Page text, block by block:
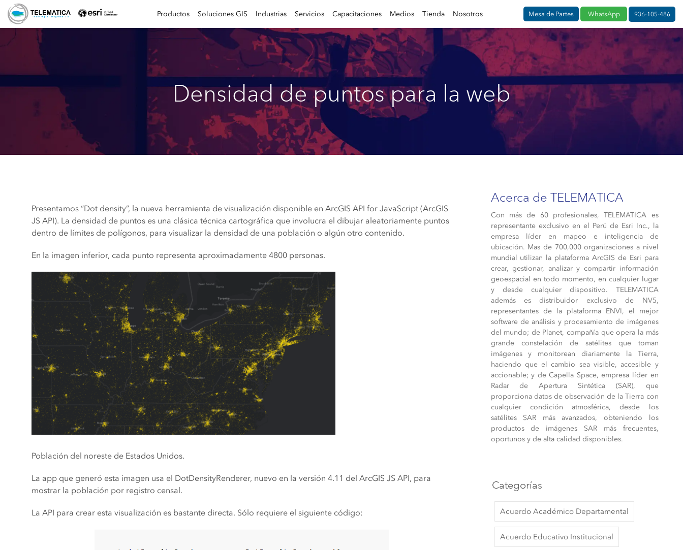
Productos Soluciones GIS Industrias Servicios Capacitaciones Medios Tienda Nosotros Mesa de Partes WhatsApp 936-105-486
Densidad de puntos para la web
Presentamos “Dot density”, la nueva herramienta de visualización disponible en ArcGIS API for JavaScript (ArcGIS
JS API). La densidad de puntos es una clásica técnica cartográfica que involucra el dibujar aleatoriamente puntos
dentro de límites de polígonos, para visualizar la densidad de una población o algún otro contenido.
En la imagen inferior, cada punto representa aproximadamente 4800 personas.
Población del noreste de Estados Unidos.
La app que generó esta imagen usa el DotDensityRenderer, nuevo en la versión 4.11 del ArcGIS JS API, para
mostrar la población por registro censal.
La API para crear esta visualización es bastante directa. Sólo requiere el siguiente código:
Acerca de TELEMATICA
Con más de 60 profesionales, TELEMATICA es
representante exclusivo en el Perú de Esri Inc., la
empresa líder en mapeo e inteligencia de
ubicación. Mas de 700,000 organizaciones a nivel
mundial utilizan la plataforma ArcGIS de Esri para
crear, gestionar, analizar y compartir información
geoespacial en todo momento, en cualquier lugar
y desde cualquier dispositivo. TELEMATICA
además es distribuidor exclusivo de NV5,
representantes de la plataforma ENVI, el mejor
software de análisis y procesamiento de imágenes
del mundo; de Planet, compañía que opera la más
grande constelación de satélites que toman
imágenes y monitorean diariamente la Tierra,
haciendo que el cambio sea visible, accesible y
accionable; y de Capella Space, empresa líder en
Radar de Apertura Sintética (SAR), que
proporciona datos de observación de la Tierra con
cualquier condición atmosférica, desde los
satélites SAR más avanzados, obteniendo los
productos de imágenes SAR más frecuentes,
oportunos y de alta calidad disponibles.
Categorías
Acuerdo Académico Departamental
Acuerdo Educativo Institucional